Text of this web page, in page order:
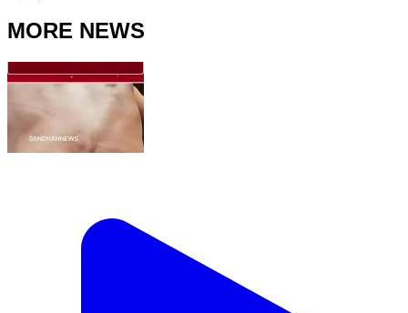
MORE NEWS